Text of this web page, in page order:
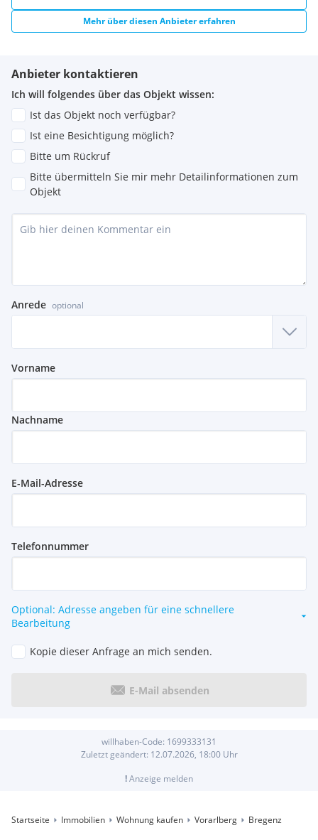
Mehr über diesen Anbieter erfahren
Anbieter kontaktieren
Ich will folgendes über das Objekt wissen:
Ist das Objekt noch verfügbar?
Ist eine Besichtigung möglich?
Bitte um Rückruf
Bitte übermitteln Sie mir mehr Detailinformationen zum
Objekt
Anrede optional
Vorname
Nachname
E-Mail-Adresse
Telefonnummer
Optional: Adresse angeben für eine schnellere
Bearbeitung
Kopie dieser Anfrage an mich senden.
E-Mail absenden
willhaben-Code: 1699333131
Zuletzt geändert: 12.07.2026, 18:00Uhr
!Anzeige melden
Startseite Immobilien Wohnung kaufen Vorarlberg Bregenz